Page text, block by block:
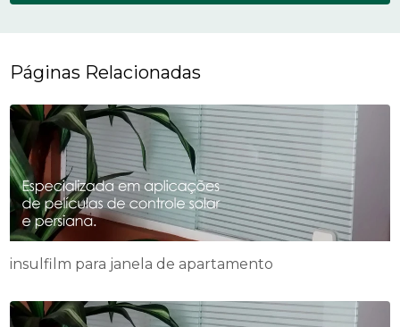
Páginas Relacionadas
insulfilm para janela de apartamento